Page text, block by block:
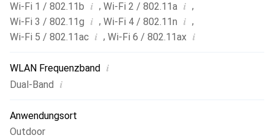
Wi-Fi 1 / 802.11b i , Wi-Fi 2 / 802.11a i ,
Wi-Fi 3 / 802.11g i , Wi-Fi 4 / 802.11n i ,
Wi-Fi 5 / 802.11ac i , Wi-Fi 6 / 802.11ax i
WLAN Frequenzband i
Dual-Band i
Anwendungsort
Outdoor